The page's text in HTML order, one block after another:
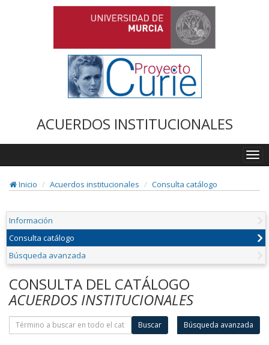
ACUERDOS INSTITUCIONALES
Inicio
Acuerdos institucionales Consulta catálogo
Información
Consulta catálogo
Búsqueda avanzada
CONSULTA DEL CATÁLOGO
ACUERDOS INSTITUCIONALES
Buscar Búsqueda avanzada